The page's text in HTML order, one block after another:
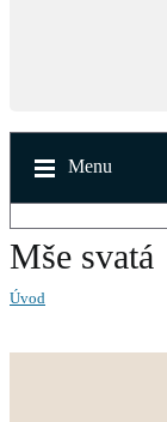
Menu
Mše svatá
Úvod